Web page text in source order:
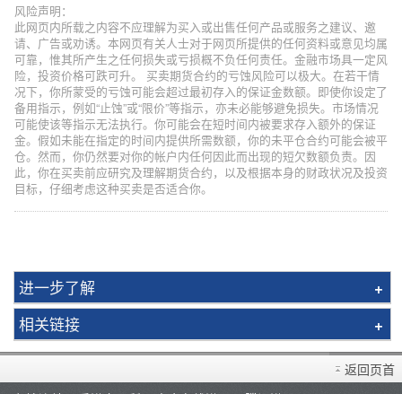
风险声明：
此网页内所载之内容不应理解为买入或出售任何产品或服务之建议、邀
请、广告或劝诱。本网页有关人士对于网页所提供的任何资料或意见均属
可靠，惟其所产生之任何损失或亏损概不负任何责任。金融市场具一定风
险，投资价格可跌可升。 买卖期货合约的亏蚀风险可以极大。在若干情
况下，你所蒙受的亏蚀可能会超过最初存入的保证金数额。即使你设定了
备用指示，例如“止蚀”或“限价”等指示，亦未必能够避免损失。市场情况
可能使该等指示无法执行。你可能会在短时间内被要求存入额外的保证
金。假如未能在指定的时间内提供所需数额，你的未平仓合约可能会被平
仓。然而，你仍然要对你的帐户内任何因此而出现的短欠数额负责。因
此，你在买卖前应研究及理解期货合约，以及根据本身的财政状况及投资
目标，仔细考虑这种买卖是否适合你。
进一步了解
环球期货买卖简介
环球期货期权简介
相关链接
外国期货手册
市况评论
返回页首